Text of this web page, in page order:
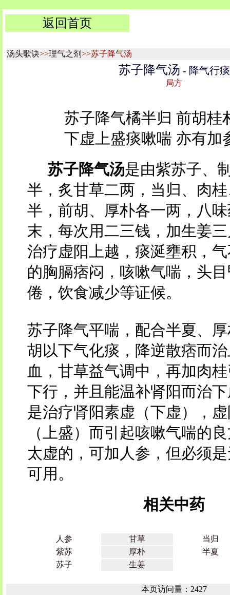
返回首页
汤头歌诀>>理气之剂 >>苏子降气汤
苏子降气汤 - 降气行痰
局方
苏子降气橘半归 前胡桂
下虚上盛痰嗽喘 亦有加
苏子降气汤是由紫苏子、
半，炙甘草二两，当归、肉
半，前胡、厚朴各一两，八
末，每次用二三钱，加生姜
治疗虚阳上越，痰涎壅积，
的胸膈痞闷，咳嗽气喘，头
倦，饮食减少等证候。
苏子降气平喘，配合半夏、
胡以下气化痰，降逆散痞而
血，甘草益气调中，再加肉
下行，并且能温补肾阳而治
是治疗肾阳素虚（下虚），
（上盛）而引起咳嗽气喘的
太虚的，可加人参，但必须
可用。
相关中药
人参 甘草
当归
紫苏
厚朴
半夏
苏子
生姜
本页访问量：2427